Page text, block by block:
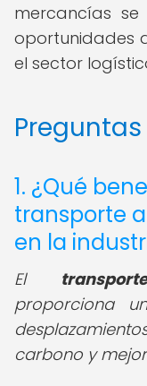
mercancías se
oportunidades
el sector
1. ¿Qué
transporte
en la
El
proporciona
carbono y